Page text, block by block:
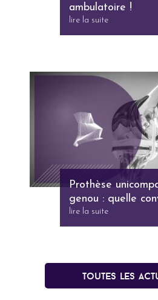
ambulatoire !
lire la suite
Prothèse
genou : quelle
lire la suite
Toutes les